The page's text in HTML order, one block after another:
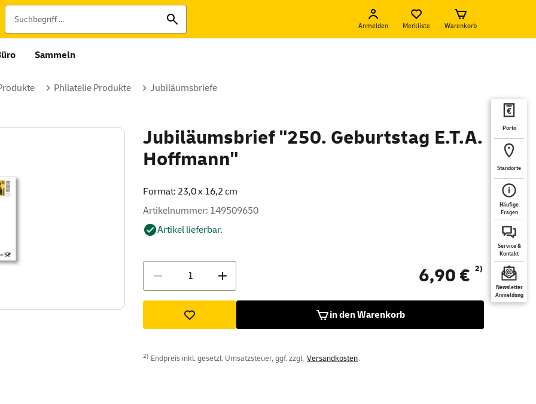
Anmelden Merkliste Warenkorb
Sammeln
Porto
Standorte
Häufige
Fragen
Service &
Kontakt
Newsletter
Anmeldung
Philatelie Produkte Jubiläumsbriefe
Jubiläumsbrief "250. Geburtstag E.T.A.
Hoffmann"
Format: 23,0 x 16,2 cm
Artikelnummer: 149509650
Artikel lieferbar.
6,90 € 2)
in den Warenkorb
2) Endpreis inkl. gesetzl. Umsatzsteuer, ggf. zzgl. Versandkosten.